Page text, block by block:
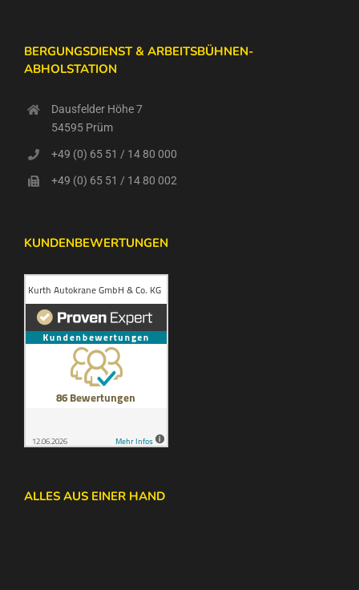
BERGUNGSDIENST & ARBEITSBÜHNEN-
ABHOLSTATION
Dausfelder Höhe 7
54595 Prüm
+49 (0) 65 51 / 14 80 000
+49 (0) 65 51 / 14 80 002
KUNDENBEWERTUNGEN
ALLES AUS EINER HAND